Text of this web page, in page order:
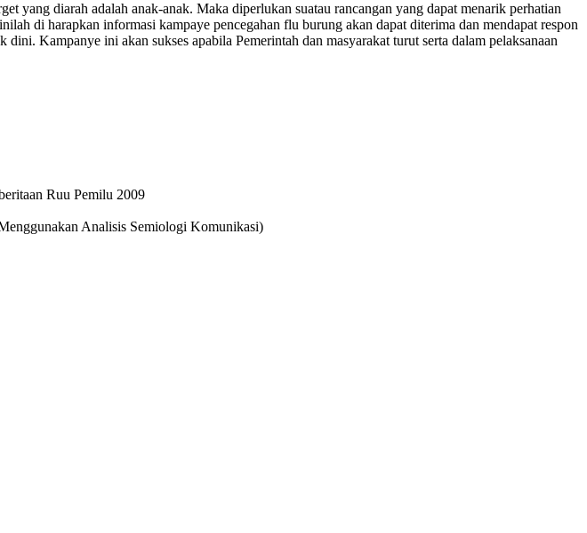
yang diarah adalah anak-anak. Maka diperlukan suatau rancangan yang dapat menarik perhatian
di harapkan informasi kampaye pencegahan flu burung akan dapat diterima dan mendapat respon
Kampanye ini akan sukses apabila Pemerintah dan masyarakat turut serta dalam pelaksanaan
Ruu Pemilu 2009
Analisis Semiologi Komunikasi)